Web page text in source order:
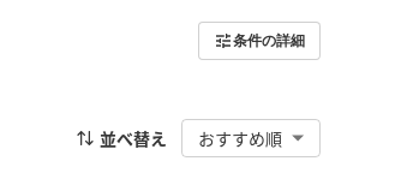
条件の詳細
並べ替え おすすめ順